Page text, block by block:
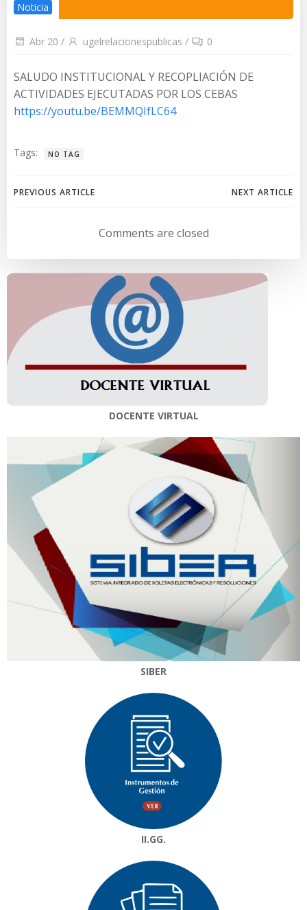
Noticia
Abr 20 / ugelrelacionespublicas / 0
SALUDO INSTITUCIONAL Y RECOPLIACIÓN DE
ACTIVIDADES EJECUTADAS POR LOS CEBAS
https://youtu.be/BEMMQIfLC64
Tags: NO TAG
Navegación
entradas
PREVIOUS ARTICLE
Navegación
de
entradas
NEXT ARTICLE
Comments are closed
DOCENTE VIRTUAL
SIBER
II.GG.